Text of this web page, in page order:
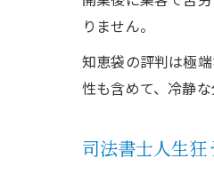
りません。
知恵袋の評判は極
性も含めて、冷静な
司法書士人生